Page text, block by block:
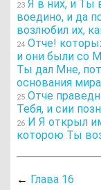
23 Я в них, и Ты
воедино, и да
возлюбил их,
24 Отче!
и они были со
Ты дал Мне,
основания
25 Отче
Тебя, и сии
26 И Я открыл
которою Ты
← Глава 16